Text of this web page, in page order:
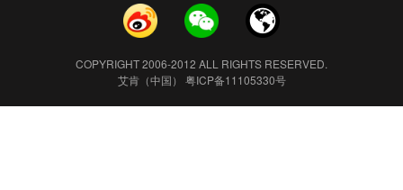
COPYRIGHT 2006-2012 ALL RIGHTS RESERVED.
艾肯（中国） 粤ICP备11105330号